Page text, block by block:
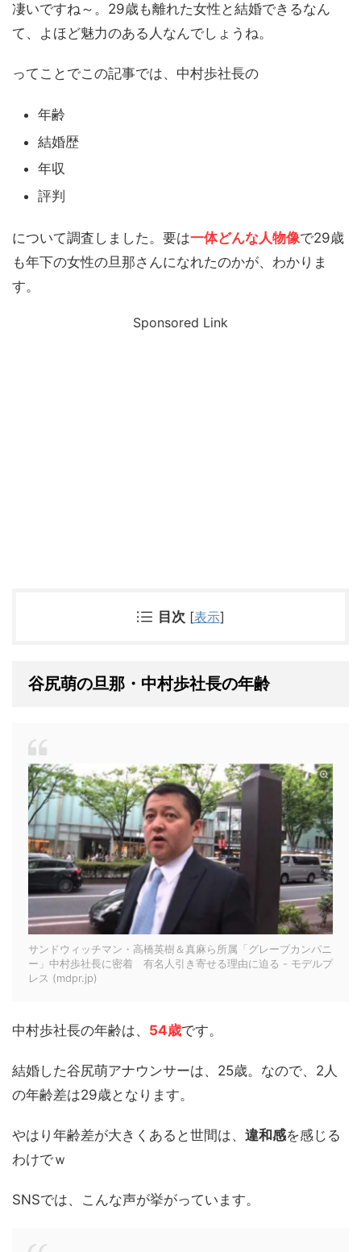
凄いですね～。29歳も離れた女性と結婚できるなん
て、よほど魅力のある人なんでしょうね。
ってことでこの記事では、中村歩社長の
年齢
結婚歴
年収
評判
について調査しました。要は一体どんな人物像で29歳
も年下の女性の旦那さんになれたのかが、わかりま
す。
Sponsored Link
目次 [表示]
谷尻萌の旦那・中村歩社長の年齢
サンドウィッチマン・高橋英樹＆真麻ら所属「グレープカンパニ
ー」中村歩社長に密着 有名人引き寄せる理由に迫る - モデルプ
レス (mdpr.jp)
中村歩社長の年齢は、 54歳です。
結婚した谷尻萌アナウンサーは、25歳。なので、2人
の年齢差は29歳となります。
やはり年齢差が大きくあると世間は、 違和感を感じる
わけでｗ
SNSでは、こんな声が挙がっています。